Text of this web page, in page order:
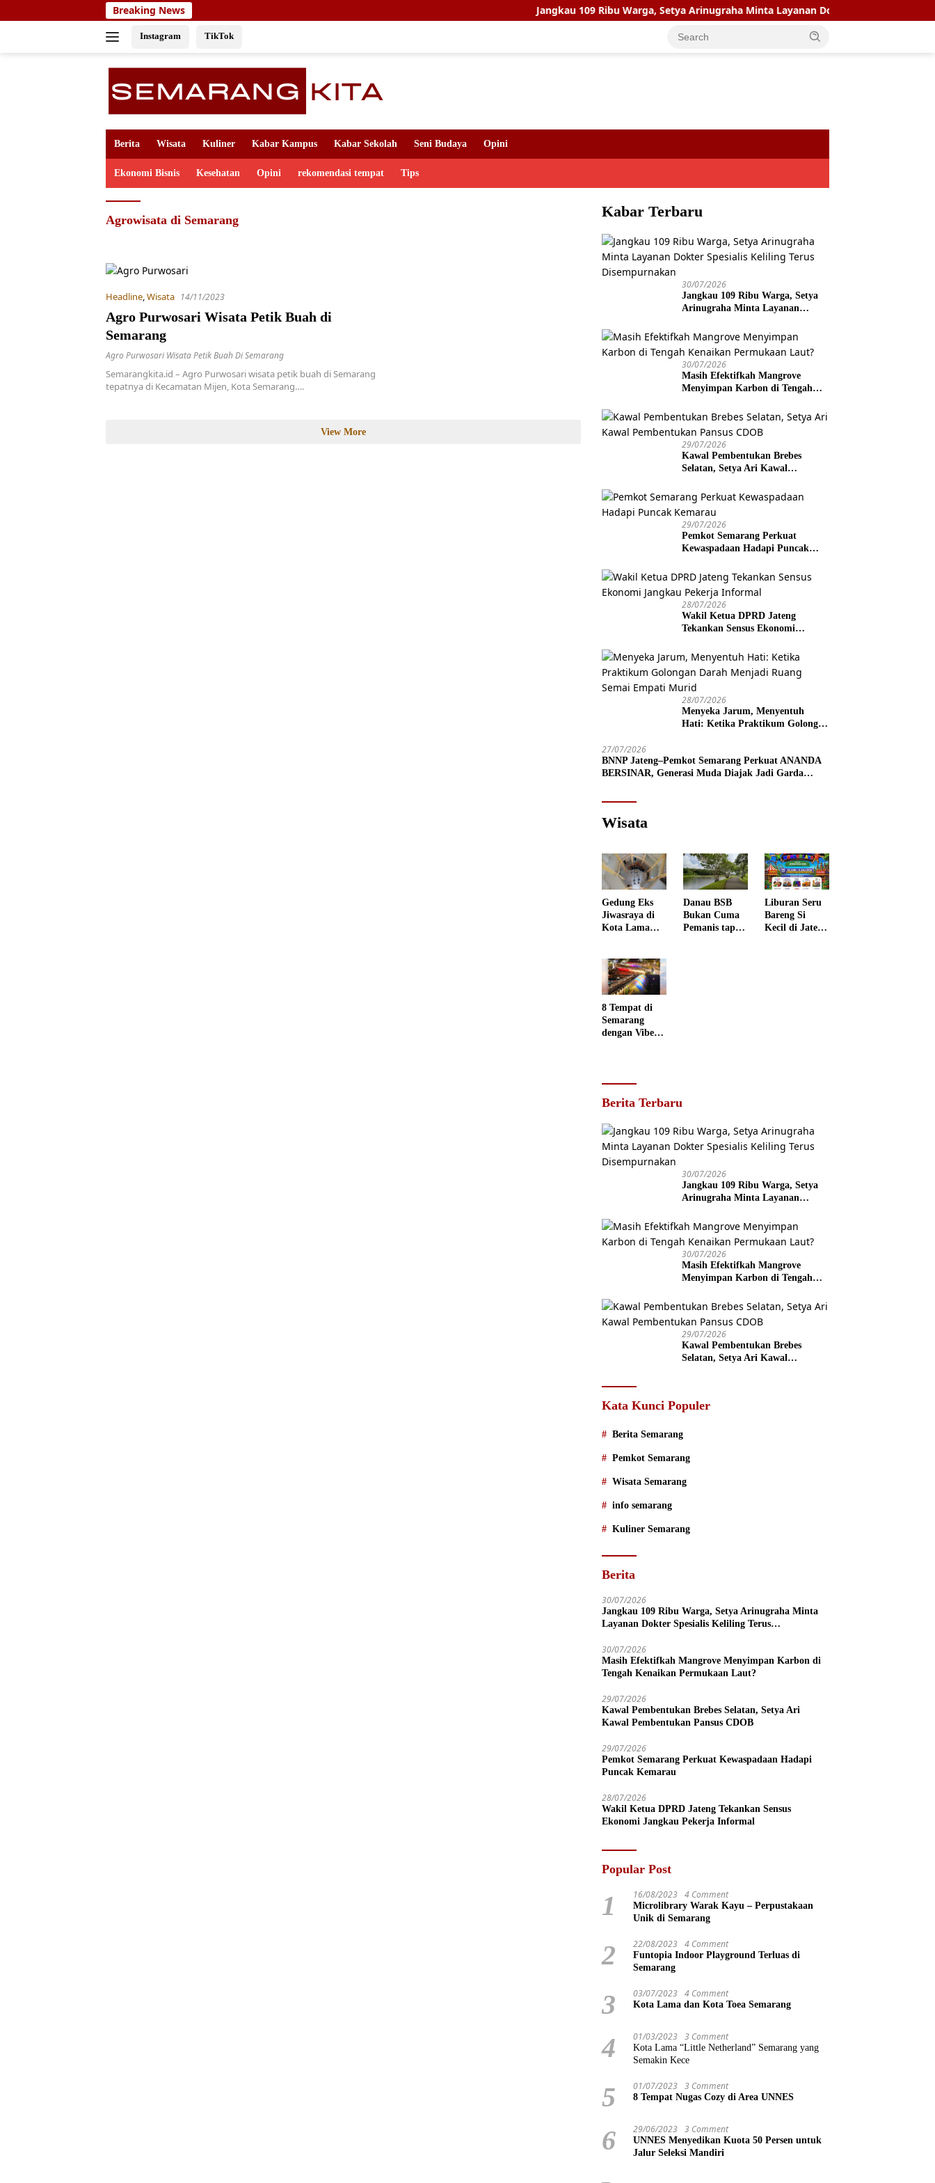
to
Breaking News Jangkau 109 Ribu Warga, Setya Arinugraha Minta Layanan Dokter Spesialis Keliling Terus
Instagram TikTok
Berita Wisata Kuliner Kabar Kampus Kabar Sekolah Seni Budaya Opini
Ekonomi Bisnis Kesehatan Opini rekomendasi tempat Tips
Agrowisata di Semarang
Headline,Wisata 14/11/2023
Agro Purwosari Wisata Petik Buah di
Semarang
Agro Purwosari Wisata Petik Buah Di Semarang
Semarangkita.id – Agro Purwosari wisata petik buah di Semarang
tepatnya di Kecamatan Mijen, Kota Semarang….
View More
Kabar Terbaru
30/07/2026
Jangkau 109 Ribu Warga, Setya
Arinugraha Minta Layanan
Disempurnakan
30/07/2026
Masih Efektifkah Mangrove
Menyimpan Karbon di Tengah
29/07/2026
Kawal Pembentukan Brebes
Selatan, Setya Ari Kawal
29/07/2026
Pemkot Semarang Perkuat
Kewaspadaan Hadapi Puncak
28/07/2026
Wakil Ketua DPRD Jateng
Tekankan Sensus Ekonomi
28/07/2026
Menyeka Jarum, Menyentuh
Hati: Ketika Praktikum Golongan
27/07/2026
BNNP Jateng–Pemkot Semarang Perkuat ANANDA
BERSINAR, Generasi Muda Diajak Jadi Garda
Wisata
Gedung Eks
Jiwasraya di
Kota Lama
jadi Museum
Fotografi
Danau BSB
Bukan Cuma
Pemanis tapi
Liburan Seru
Bareng Si
Kecil di Jateng
8 Tempat di
Semarang
dengan Vibes
Berita Terbaru
30/07/2026
Jangkau 109 Ribu Warga, Setya
Arinugraha Minta Layanan
Disempurnakan
30/07/2026
Masih Efektifkah Mangrove
Menyimpan Karbon di Tengah
29/07/2026
Kawal Pembentukan Brebes
Selatan, Setya Ari Kawal
Kata Kunci Populer
Berita Semarang
Pemkot Semarang
Wisata Semarang
info semarang
Kuliner Semarang
Berita
30/07/2026
Jangkau 109 Ribu Warga, Setya Arinugraha Minta
Layanan Dokter Spesialis Keliling Terus
30/07/2026
Masih Efektifkah Mangrove Menyimpan Karbon di
Tengah Kenaikan Permukaan Laut?
29/07/2026
Kawal Pembentukan Brebes Selatan, Setya Ari
Kawal Pembentukan Pansus CDOB
29/07/2026
Pemkot Semarang Perkuat Kewaspadaan Hadapi
Puncak Kemarau
28/07/2026
Wakil Ketua DPRD Jateng Tekankan Sensus
Ekonomi Jangkau Pekerja Informal
Popular Post
1 16/08/2023 4 Comment
Microlibrary Warak Kayu – Perpustakaan
Unik di Semarang
2 22/08/2023 4 Comment
Funtopia Indoor Playground Terluas di
Semarang
3 03/07/2023 4 Comment
Kota Lama dan Kota Toea Semarang
4 01/03/2023 3 Comment
Kota Lama “Little Netherland” Semarang yang
Semakin Kece
5 01/07/2023 3 Comment
8 Tempat Nugas Cozy di Area UNNES
6 29/06/2023 3 Comment
UNNES Menyedikan Kuota 50 Persen untuk
Jalur Seleksi Mandiri